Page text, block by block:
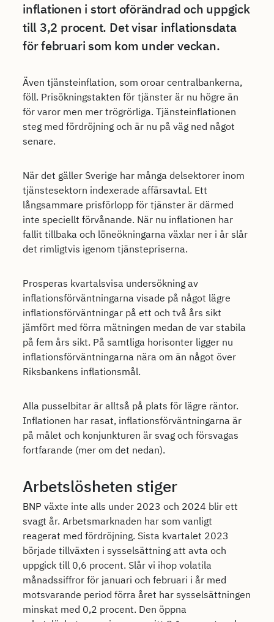
inflationen i stort oförändrad och uppgick
till 3,2 procent. Det visar inflationsdata
för februari som kom under veckan.
Även tjänsteinflation, som oroar centralbankerna,
föll. Prisökningstakten för tjänster är nu högre än
för varor men mer trögrörliga. Tjänsteinflationen
steg med fördröjning och är nu på väg ned något
senare.
När det gäller Sverige har många delsektorer inom
tjänstesektorn indexerade affärsavtal. Ett
långsammare prisförlopp för tjänster är därmed
inte speciellt förvånande. När nu inflationen har
fallit tillbaka och löneökningarna växlar ner i år slår
det rimligtvis igenom tjänstepriserna.
Prosperas kvartalsvisa undersökning av
inflationsförväntningarna visade på något lägre
inflationsförväntningar på ett och två års sikt
jämfört med förra mätningen medan de var stabila
på fem års sikt. På samtliga horisonter ligger nu
inflationsförväntningarna nära om än något över
Riksbankens inflationsmål.
Alla pusselbitar är alltså på plats för lägre räntor.
Inflationen har rasat, inflationsförväntningarna är
på målet och konjunkturen är svag och försvagas
fortfarande (mer om det nedan).
Arbetslösheten stiger
BNP växte inte alls under 2023 och 2024 blir ett
svagt år. Arbetsmarknaden har som vanligt
reagerat med fördröjning. Sista kvartalet 2023
började tillväxten i sysselsättning att avta och
uppgick till 0,6 procent. Slår vi ihop volatila
månadssiffror för januari och februari i år med
motsvarande period förra året har sysselsättningen
minskat med 0,2 procent. Den öppna